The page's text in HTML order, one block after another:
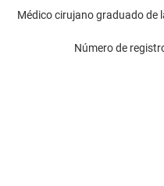
Médico cirujano graduado de
Número de